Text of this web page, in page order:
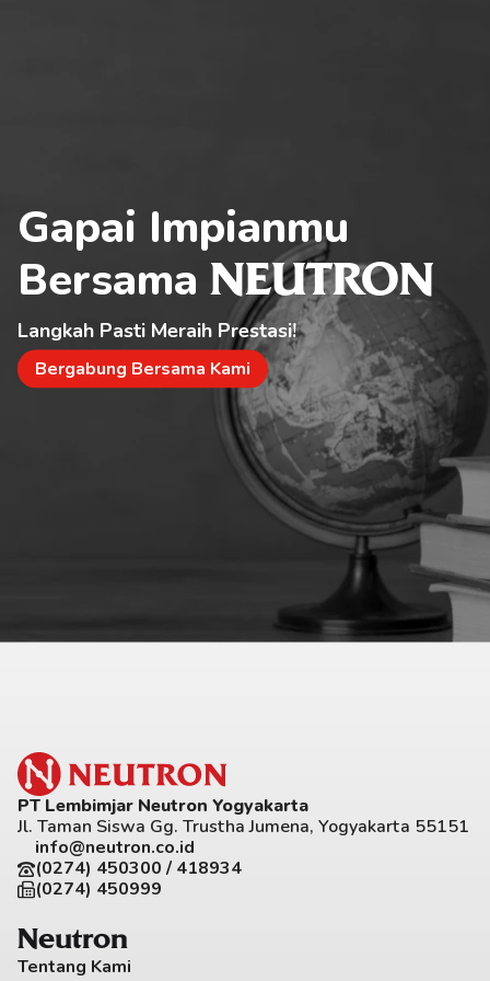
Gapai Impianmu
Bersama NEUTRON
Langkah Pasti Meraih Prestasi!
Bergabung Bersama Kami
PT Lembimjar Neutron Yogyakarta
Jl. Taman Siswa Gg. Trustha Jumena, Yogyakarta 55151
info@neutron.co.id
(0274) 450300 / 418934
(0274) 450999
Neutron
Tentang Kami